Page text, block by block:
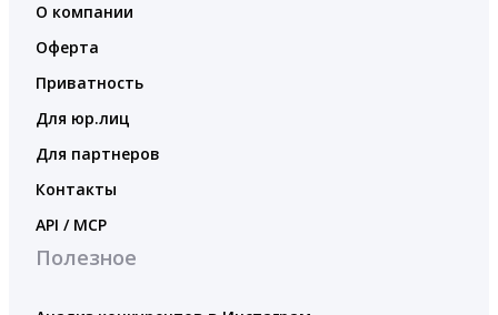
О компании
Оферта
Приватность
Для юр.лиц
Для партнеров
Контакты
API / MCP
Полезное